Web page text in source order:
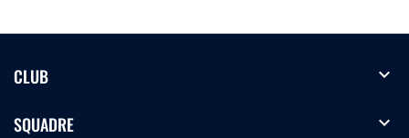
CLUB expand_more
SQUADRE expand_more